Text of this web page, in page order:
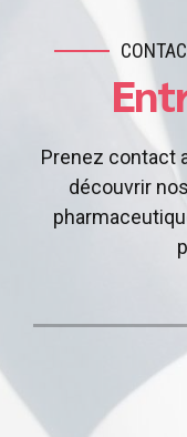
Prenez contact
découvrir